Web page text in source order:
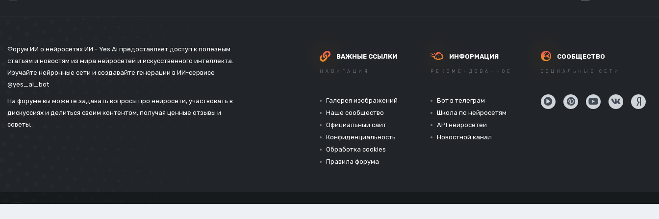
Форум ИИ о нейросетях ИИ - Yes Ai предоставляет доступ к полезным
статьям и новостям из мира нейросетей и искусственного интеллекта.
Изучайте нейронные сети и создавайте генерации в ИИ-сервисе
@yes_ai_bot
На форуме вы можете задавать вопросы про нейросети, участвовать в
дискуссиях и делиться своим контентом, получая ценные отзывы и
советы.
ВАЖНЫЕ ССЫЛКИ
НАВИГАЦИЯ
Галерея изображений
Наше сообщество
Официальный сайт
Конфиденциальность
Обработка cookies
Правила форума
ИНФОРМАЦИЯ
РЕКОМЕНДОВАННОЕ
Бот в телеграм
Школа по нейросетям
API нейросетей
Новостной канал
СООБЩЕСТВО
СОЦИАЛЬНЫЕ СЕТИ